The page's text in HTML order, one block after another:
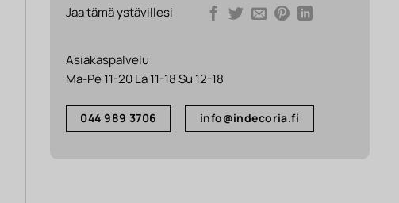
Jaa tämä ystävillesi
Asiakaspalvelu
Ma-Pe 11-20 La 11-18 Su 12-18
044 989 3706 info@indecoria.fi